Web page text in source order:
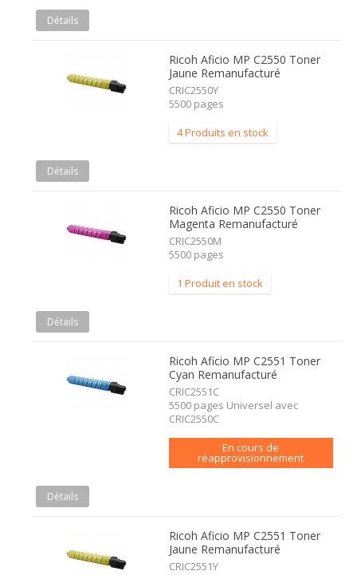
Détails
Ricoh Aficio MP C2550 Toner
Jaune Remanufacturé
CRIC2550Y
5500 pages
4 Produits en stock
Détails
Ricoh Aficio MP C2550 Toner
Magenta Remanufacturé
CRIC2550M
5500 pages
1 Produit en stock
Détails
Ricoh Aficio MP C2551 Toner
Cyan Remanufacturé
CRIC2551C
5500 pages Universel avec
CRIC2550C
En cours de
réapprovisionnement
Détails
Ricoh Aficio MP C2551 Toner
Jaune Remanufacturé
CRIC2551Y